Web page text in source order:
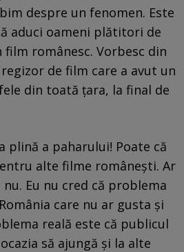
despre un fenomen. Este
aduci oameni plătitori de
românesc. Vorbesc din
de film care a avut un
din toată țara, la final de
plină a paharului! Poate că
alte filme românești. Ar
Eu nu cred că problema
care nu ar gusta și
reală este că publicul
să ajungă și la alte